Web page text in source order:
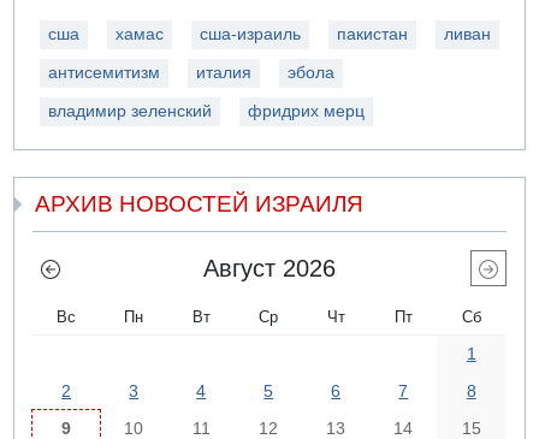
сша хамас сша-израиль пакистан ливан
антисемитизм италия эбола
владимир зеленский фридрих мерц
АРХИВ НОВОСТЕЙ ИЗРАИЛЯ
Август 2026
Вс Пн Вт Ср Чт Пт Сб
1
2
3 4 5 6 7
8
9
10 11 12 13 14
15